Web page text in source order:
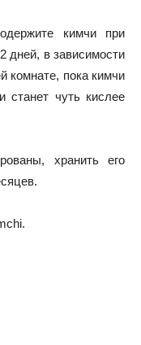
кимчи при
дней, в зависимости
комнате, пока кимчи
станет чуть кислее
хранить его